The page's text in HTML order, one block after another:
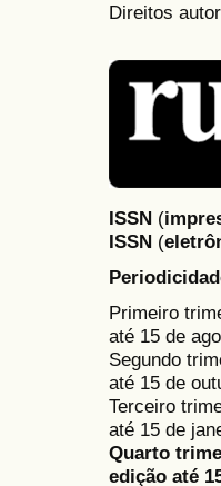
Direitos
ISSN (
ISSN (
Primeiro
até 15 de
Segundo
até 15 de
Terceiro
até 15 de
Quarto
edição até